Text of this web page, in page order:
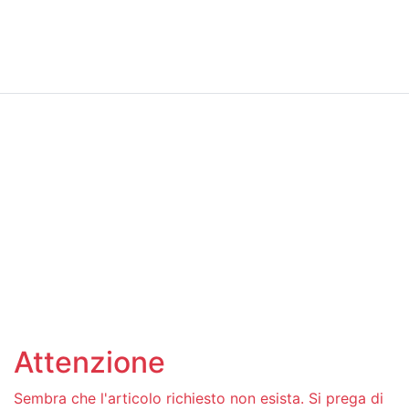
Attenzione
Sembra che l'articolo richiesto non esista. Si prega di